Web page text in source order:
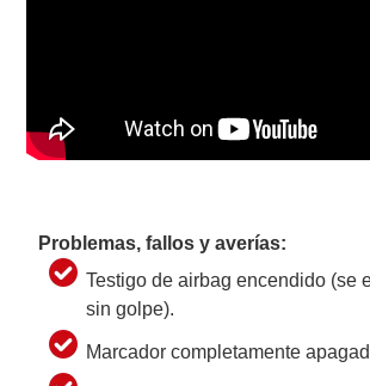
Problemas, fallos y averías:
Testigo de airbag encendido (se
sin golpe).
Marcador completamente